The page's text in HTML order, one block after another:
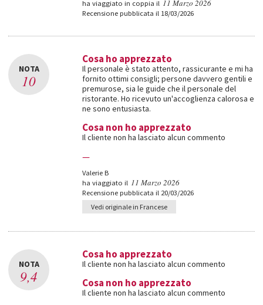
ha viaggiato in coppia il 11 Marzo 2026
Recensione pubblicata il 18/03/2026
NOTA
10
Cosa ho apprezzato
Il personale è stato attento, rassicurante e mi ha
fornito ottimi consigli; persone davvero gentili e
premurose, sia le guide che il personale del
ristorante. Ho ricevuto un'accoglienza calorosa e
ne sono entusiasta.
Cosa non ho apprezzato
Il cliente non ha lasciato alcun commento
—
Valerie B
ha viaggiato il 11 Marzo 2026
Recensione pubblicata il 20/03/2026
Vedi originale in Francese
NOTA
9,4
Cosa ho apprezzato
Il cliente non ha lasciato alcun commento
Cosa non ho apprezzato
Il cliente non ha lasciato alcun commento